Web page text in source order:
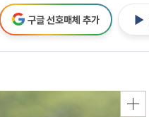
구글 선호매체 추가